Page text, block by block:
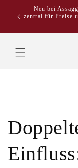
Inhalt
Neu bei
zentral für Preise